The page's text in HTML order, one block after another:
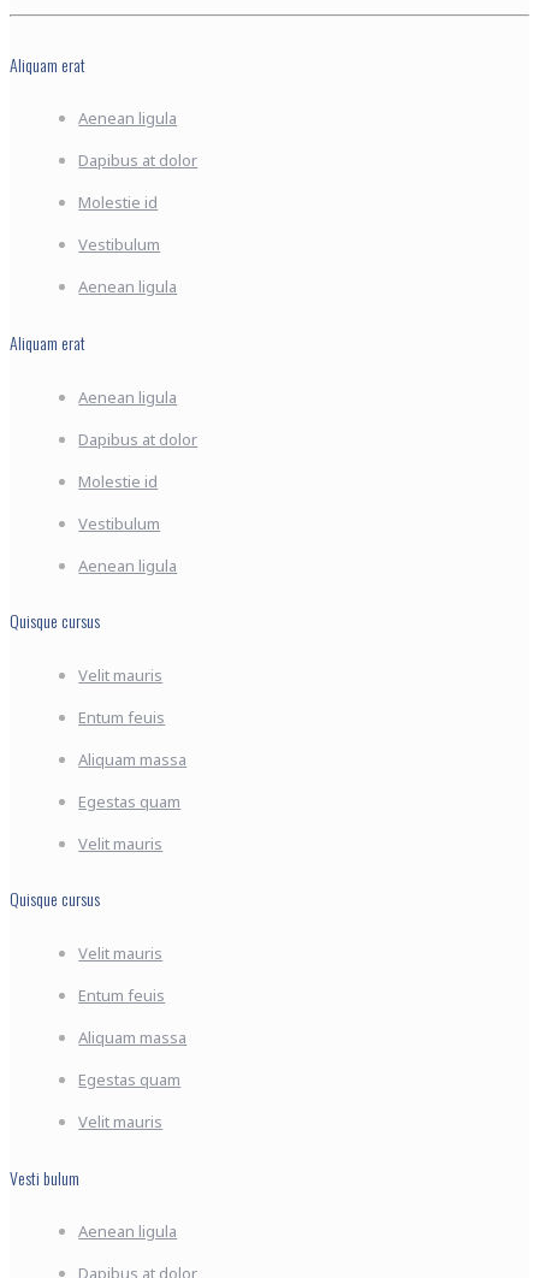
Aliquam erat
Aenean ligula
Dapibus at dolor
Molestie id
Vestibulum
Aenean ligula
Aliquam erat
Aenean ligula
Dapibus at dolor
Molestie id
Vestibulum
Aenean ligula
Quisque cursus
Velit mauris
Entum feuis
Aliquam massa
Egestas quam
Velit mauris
Quisque cursus
Velit mauris
Entum feuis
Aliquam massa
Egestas quam
Velit mauris
Vesti bulum
Aenean ligula
Dapibus at dolor